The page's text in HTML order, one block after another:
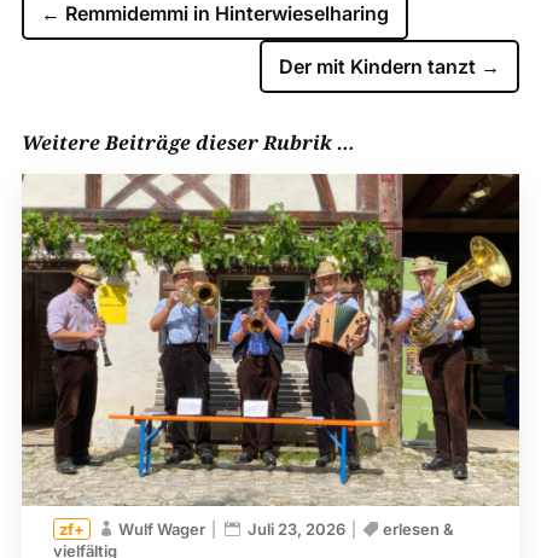
← Remmidemmi in Hinterwieselharing
Der mit Kindern tanzt →
Weitere Beiträge dieser Rubrik …
Wulf Wager Juli 23, 2026
erlesen &
vielfältig